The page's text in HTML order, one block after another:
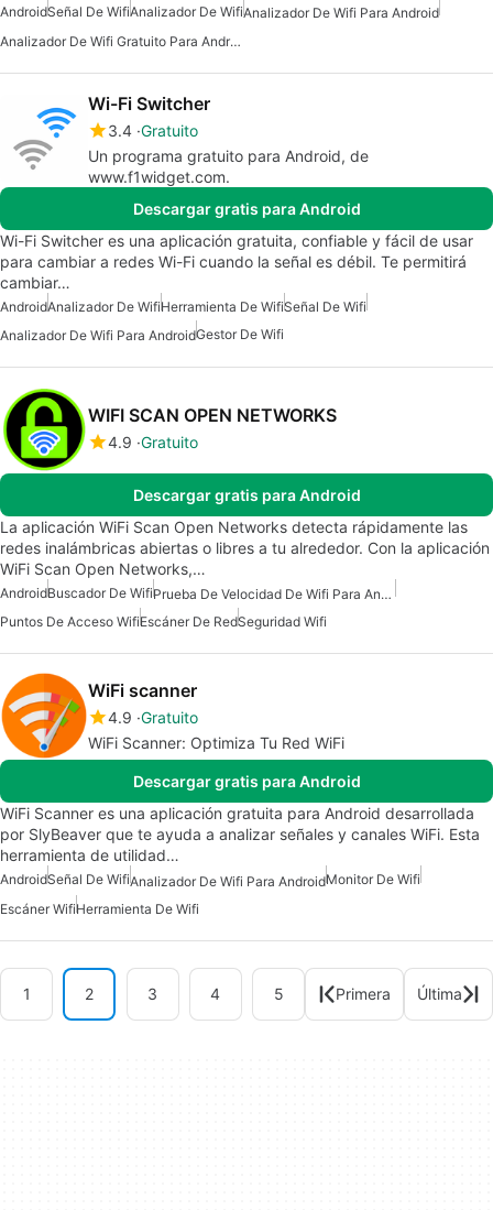
AndroidSeñal De WifiAnalizador De WifiAnalizador De Wifi Para Android
Analizador De Wifi Gratuito Para Android
Wi-Fi Switcher
3.4 Gratuito
Un programa gratuito para Android, de
www.f1widget.com.
Descargar gratis para Android
Wi-Fi Switcher es una aplicación gratuita, confiable y fácil de usar
para cambiar a redes Wi-Fi cuando la señal es débil. Te permitirá
cambiar…
AndroidAnalizador De WifiHerramienta De WifiSeñal De Wifi
Analizador De Wifi Para AndroidGestor De Wifi
WIFI SCAN OPEN NETWORKS
4.9 Gratuito
Descargar gratis para Android
La aplicación WiFi Scan Open Networks detecta rápidamente las
redes inalámbricas abiertas o libres a tu alrededor. Con la aplicación
WiFi Scan Open Networks,…
AndroidBuscador De Wifi
Prueba De Velocidad De Wifi Para Android
Puntos De Acceso WifiEscáner De RedSeguridad Wifi
WiFi scanner
4.9 Gratuito
WiFi Scanner: Optimiza Tu Red WiFi
Descargar gratis para Android
WiFi Scanner es una aplicación gratuita para Android desarrollada
por SlyBeaver que te ayuda a analizar señales y canales WiFi. Esta
herramienta de utilidad…
AndroidSeñal De WifiAnalizador De Wifi Para AndroidMonitor De Wifi
Escáner WifiHerramienta De Wifi
1 2 3 4 5 Primera Última